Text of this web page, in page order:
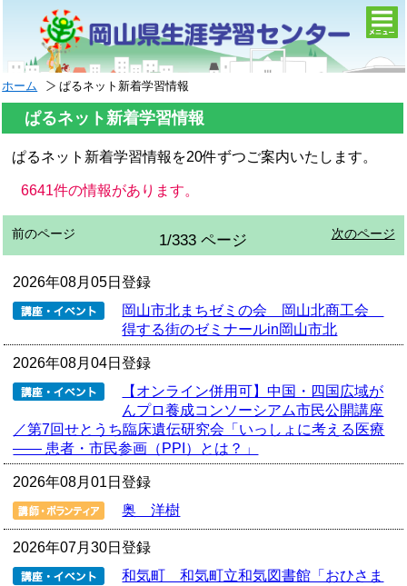
ホーム ぱるネット新着学習情報
ぱるネット新着学習情報
ぱるネット新着学習情報を20件ずつご案内いたします。
6641件の情報があります。
前のページ 1/333 ページ 次のページ
2026年08月05日登録
岡山市北まちゼミの会 岡山北商工会
得する街のゼミナールin岡山市北
2026年08月04日登録
【オンライン併用可】中国・四国広域が
んプロ養成コンソーシアム市民公開講座
／第7回せとうち臨床遺伝研究会「いっしょに考える医療
―― 患者・市民参画（PPI）とは？」
2026年08月01日登録
奥 洋樹
2026年07月30日登録
和気町 和気町立和気図書館「おひさま